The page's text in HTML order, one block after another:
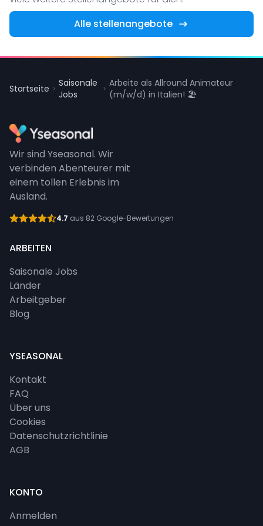
Alle stellenangebote
Startseite
Saisonale
Jobs
Arbeite als Allround Animateur
(m/w/d) in Italien! 🏖️
Wir sind Yseasonal. Wir
verbinden Abenteurer mit
einem tollen Erlebnis im
Ausland.
4.7 aus 82 Google-Bewertungen
ARBEITEN
Saisonale Jobs
Länder
Arbeitgeber
Blog
YSEASONAL
Kontakt
FAQ
Über uns
Cookies
Datenschutzrichtlinie
AGB
KONTO
Anmelden